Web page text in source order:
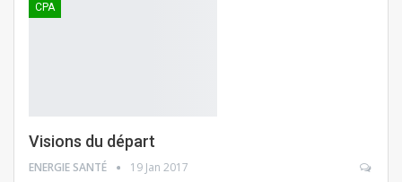
CPA
Visions du départ
ENERGIE SANTÉ 19 Jan 2017